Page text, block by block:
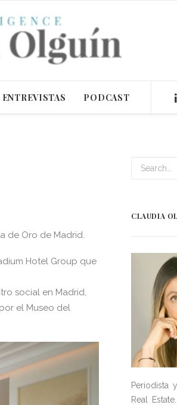
ENTREVISTAS PODCAST
de Oro de Madrid.
Hotel Group que
social en Madrid,
el Museo del
CLAUDIA
Periodista
Real